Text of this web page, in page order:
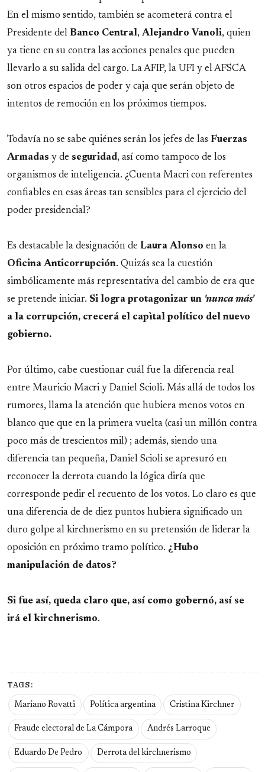
En el mismo sentido, también se acometerá contra el
Presidente del Banco Central, Alejandro Vanoli, quien
ya tiene en su contra las acciones penales que pueden
llevarlo a su salida del cargo. La AFIP, la UFI y el AFSCA
son otros espacios de poder y caja que serán objeto de
intentos de remoción en los próximos tiempos.
Todavía no se sabe quiénes serán los jefes de las Fuerzas
Armadas y de seguridad, así como tampoco de los
organismos de inteligencia. ¿Cuenta Macri con referentes
confiables en esas áreas tan sensibles para el ejercicio del
poder presidencial?
Es destacable la designación de Laura Alonso en la
Oficina Anticorrupción. Quizás sea la cuestión
simbólicamente más representativa del cambio de era que
se pretende iniciar. Si logra protagonizar un 'nunca más'
a la corrupción, crecerá el capìtal político del nuevo
gobierno.
Por último, cabe cuestionar cuál fue la diferencia real
entre Mauricio Macri y Daniel Scioli. Más allá de todos los
rumores, llama la atención que hubiera menos votos en
blanco que que en la primera vuelta (casi un millón contra
poco más de trescientos mil) ; además, siendo una
diferencia tan pequeña, Daniel Scioli se apresuró en
reconocer la derrota cuando la lógica diría que
corresponde pedir el recuento de los votos. Lo claro es que
una diferencia de de diez puntos hubiera significado un
duro golpe al kirchnerismo en su pretensión de liderar la
oposición en próximo tramo político. ¿Hubo
manipulación de datos?
Si fue así, queda claro que, así como gobernó, así se
irá el kirchnerismo.
TAGS:
Mariano Rovatti Política argentina Cristina Kirchner
Fraude electoral de La Cámpora Andrés Larroque
Eduardo De Pedro Derrota del kirchnerismo